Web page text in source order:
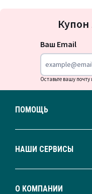
Купон
Ваш Email
Оставьте вашу
ПОМОЩЬ
НАШИ СЕРВИСЫ
О КОМПАНИИ